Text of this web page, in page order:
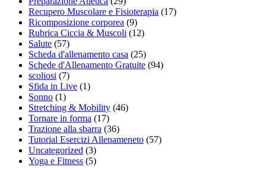
Recupero Muscolare e Fisioterapia (17)
Ricomposizione corporea (9)
Rubrica Ciccia & Muscoli (12)
Salute (57)
Scheda d'allenamento casa (25)
Schede d'Allenamento Gratuite (94)
scoliosi (7)
Sfida in Live (1)
Sonno (1)
Stretching & Mobility (46)
Tornare in forma (17)
Trazione alla sbarra (36)
Tutorial Esercizi Allenameneto (57)
Uncategorized (3)
Yoga e Fitness (5)